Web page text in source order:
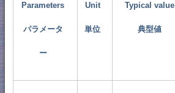
Parameters
パラメータ
ー
Unit
単位
Typical value
典型値